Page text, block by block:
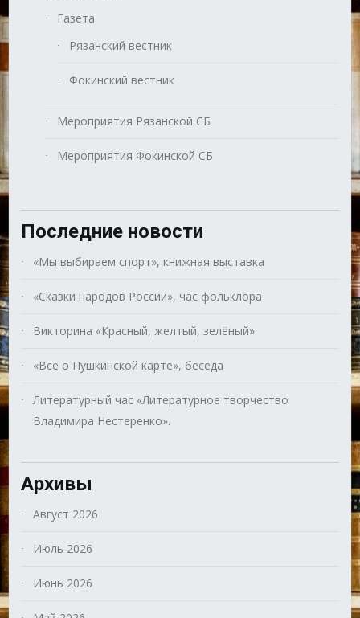
Газета
Рязанский вестник
Фокинский вестник
Мероприятия Рязанской СБ
Мероприятия Фокинской СБ
Последние новости
«Мы выбираем спорт», книжная выставка
«Сказки народов России», час фольклора
Викторина «Красный, желтый, зелёный».
«Всё о Пушкинской карте», беседа
Литературный час «Литературное творчество
Владимира Нестеренко».
Архивы
Август 2026
Июль 2026
Июнь 2026